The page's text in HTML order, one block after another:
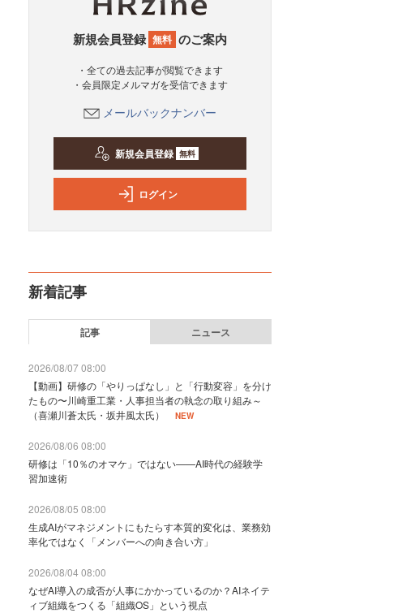
新規会員登録 無料 のご案内
・全ての過去記事が閲覧できます
・会員限定メルマガを受信できます
メールバックナンバー
新規会員登録 無料
ログイン
新着記事
記事 ニュース
2026/08/07 08:00
【動画】研修の「やりっぱなし」と「行動変容」を分け
たもの〜川崎重工業・人事担当者の執念の取り組み～
（喜瀬川蒼太氏・坂井風太氏）
NEW
2026/08/06 08:00
研修は「10％のオマケ」ではない——AI時代の経験学
習加速術
2026/08/05 08:00
生成AIがマネジメントにもたらす本質的変化は、業務効
率化ではなく「メンバーへの向き合い方」
2026/08/04 08:00
なぜAI導入の成否が人事にかかっているのか？AIネイテ
ィブ組織をつくる「組織OS」という視点